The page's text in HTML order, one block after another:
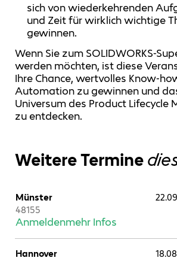
sich von wiederkehrenden
und Zeit für wirklich wichtige
gewinnen.
Wenn Sie zum SOLIDWORKS-
werden möchten, ist diese
Ihre Chance, wertvolles Know-
Automation zu gewinnen und
Universum des Product Lifecycle
zu entdecken.
Weitere Termine
Münster
48155
Anmeldenmehr Infos
Hannover